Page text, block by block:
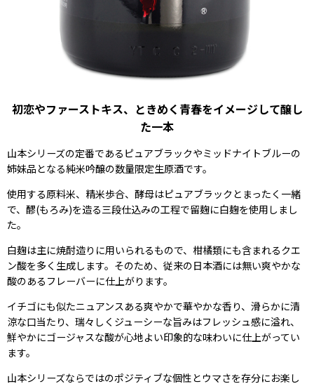
初恋やファーストキス、ときめく青春をイメージして醸し
た一本
山本シリーズの定番であるピュアブラックやミッドナイトブルーの
姉妹品となる純米吟醸の数量限定生原酒です。
使用する原料米、精米歩合、酵母はピュアブラックとまったく一緒
で、醪(もろみ)を造る三段仕込みの工程で留麹に白麹を使用しまし
た。
白麹は主に焼酎造りに用いられるもので、柑橘類にも含まれるクエ
ン酸を多く生成します。そのため、従来の日本酒には無い爽やかな
酸のあるフレーバーに仕上がります。
イチゴにも似たニュアンスある爽やかで華やかな香り、滑らかに清
涼な口当たり、瑞々しくジューシーな旨みはフレッシュ感に溢れ、
鮮やかにゴージャスな酸が心地よい印象的な味わいに仕上がってい
ます。
山本シリーズならではのポジティブな個性とウマさを存分にお楽し